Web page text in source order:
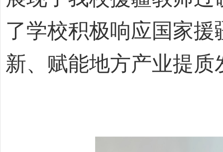
了学校积极响应国家
新、赋能地方产业提